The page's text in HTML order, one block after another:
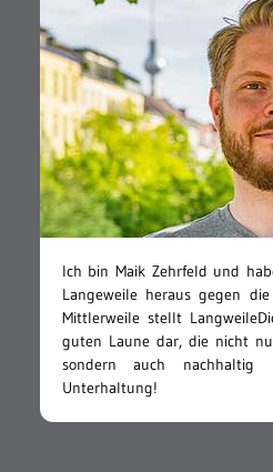
Ich bin Maik Zehrfeld und
Langeweile heraus gegen
Mittlerweile stellt
guten Laune dar, die nicht
sondern auch nachhaltig
Unterhaltung!